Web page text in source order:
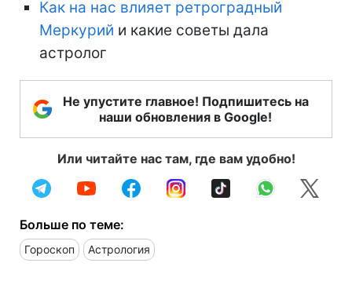
Как на нас влияет ретроградный
Меркурий и какие советы дала
астролог
Не упустите главное! Подпишитесь на
наши обновления в Google!
Или читайте нас там, где вам удобно!
Больше по теме:
Гороскоп Астрология